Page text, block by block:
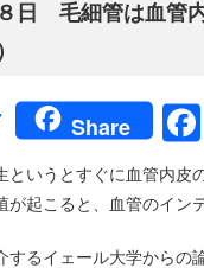
日 毛細管は血管
Share
というとすぐに血管内皮
が起こると、血管のイン
するイェール大学からの